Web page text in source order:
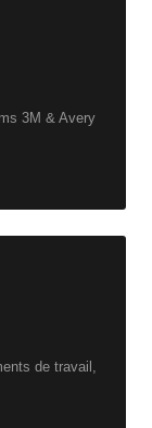
3M & Avery
de travail,